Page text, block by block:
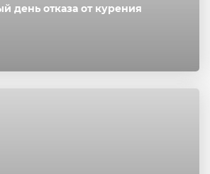
день отказа от курения